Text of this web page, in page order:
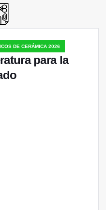
DE CERÁMICA 2026
para la